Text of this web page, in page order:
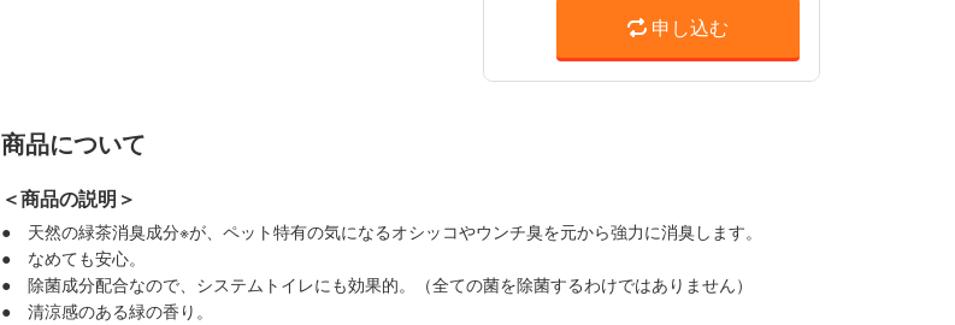
申し込む
商品について
＜商品の説明＞
● 天然の緑茶消臭成分※が、ペット特有の気になるオシッコやウンチ臭を元から強力に消臭します。
● なめても安心。
● 除菌成分配合なので、システムトイレにも効果的。（全ての菌を除菌するわけではありません）
● 清涼感のある緑の香り。